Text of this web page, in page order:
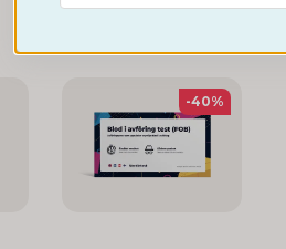
KÖP NU
-40%